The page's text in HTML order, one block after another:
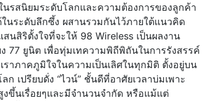
นรสนิยมระดับโลกและความต้องการของลูกค้า
นระดับลึกซึ้ง ผสานรวมกันไว้ภายใต้แนวคิด
นสิริตั้งใจที่จะให้ 98 Wireless เป็นผลงาน
77 ยูนิต เพื่อทุ่มเทความพิถีพิถันในการรังสรรค์
ราภาคภูมิใจในความเป็นเลิศในทุกมิติ ตั้งอยู่บน
เปรียบดั่ง “ไวน์” ชั้นดีที่อาศัยเวลาบ่มเพาะ
ขึ้นเรื่อยๆและมีจำนวนจำกัด หรือแม้แต่